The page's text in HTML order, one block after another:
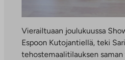
Vierailtuaan joulukuussa
Espoon Kutojantiellä, teki Sari
tehostemaalitilauksen